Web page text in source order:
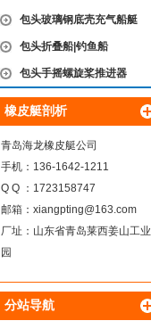
包头玻璃钢底壳充气船艇
包头折叠船|钓鱼船
包头手摇螺旋桨推进器
橡皮艇剖析
青岛海龙橡皮艇公司
手机：136-1642-1211
Q Q ：1723158747
邮箱： xiangpting@163.com
厂址：山东省青岛莱西姜山工业
园
分站导航